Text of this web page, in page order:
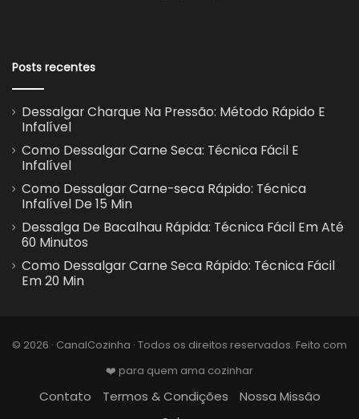
Posts recentes
Dessalgar Charque Na Pressão: Método Rápido E
Infalível
Como Dessalgar Carne Seca: Técnica Fácil E
Infalível
Como Dessalgar Carne-seca Rápido: Técnica
Infalível De 15 Min
Dessalga De Bacalhau Rápida: Técnica Fácil Em Até
60 Minutos
Como Dessalgar Carne Seca Rápido: Técnica Fácil
Em 20 Min
© 2026 · CanalCozinha · Todos os direitos reservados. Feito com
❤️ para quem ama cozinhar
Contato Termos & Condições
Nossa Missão